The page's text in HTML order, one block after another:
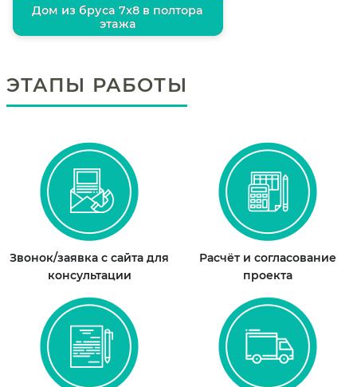
Дом из бруса 7х8 в полтора
этажа
ЭТАПЫ РАБОТЫ
Звонок/заявка с сайта для
консультации
Расчёт и согласование
проекта